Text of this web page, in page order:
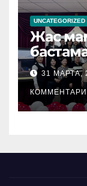
UNCATEGORIZED
Жас
31 МАРТА,